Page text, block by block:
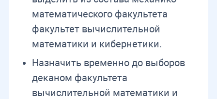
математического факультета
факультет вычислительной
математики и кибернетики.
Назначить временно до выборов
деканом факультета
вычислительной математики и